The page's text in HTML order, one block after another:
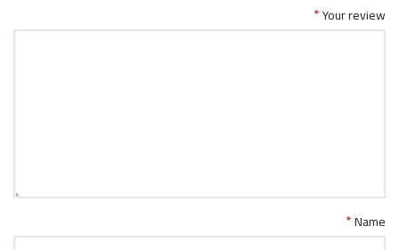
Your review
*
Name
*